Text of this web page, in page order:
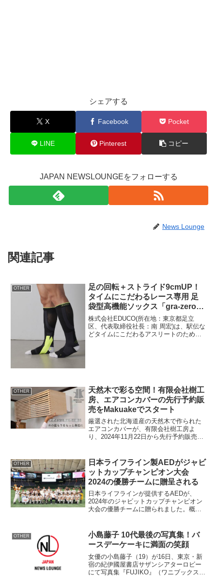
シェアする
X Facebook Pocket
LINE Pinterest コピー
JAPAN NEWSLOUNGEをフォローする
News Lounge
関連記事
OTHER
足の回転＋ストライド9cmUP！
タイムにこだわるレース専用 足
袋型高機能ソックス「gra-zero
ウルトラアーチプリント」12月
25日発売
株式会社EDUCO(所在地：東京都足立
区、代表取締役社長：南 周宏)は、駅伝な
どタイムにこだわるアスリートのための
OTHER
天然木で彩る空間！有限会社樹工
房、エアコンカバーの先行予約販
売をMakuakeでスタート
厳選された北海道産の天然木で作られた
エアコンカバーが、有限会社樹工房よ
り、2024年11月22日から先行予約販売と
工房はこれまで数々のホテルや個人宅に
天然木を活用...
OTHER
日本ライフライン製AEDがジャビ
ットカップチャンピオン大会
2024の優勝チームに贈呈される
日本ライフラインが提供するAEDが、
2024年のジャビットカップチャンピオン
大会の優勝チームに贈られました。概要
8月7日から9月15日にかけて開催されたジ
ャビット...
OTHER
小島藤子 10代最後の写真集！バ
ースデーケーキに満面の笑顔
女優の小島藤子（19）が16日、東京・新
宿の紀伊國屋書店サザンシアターロビー
にて写真集『FUJIKO』（ワニブックス）